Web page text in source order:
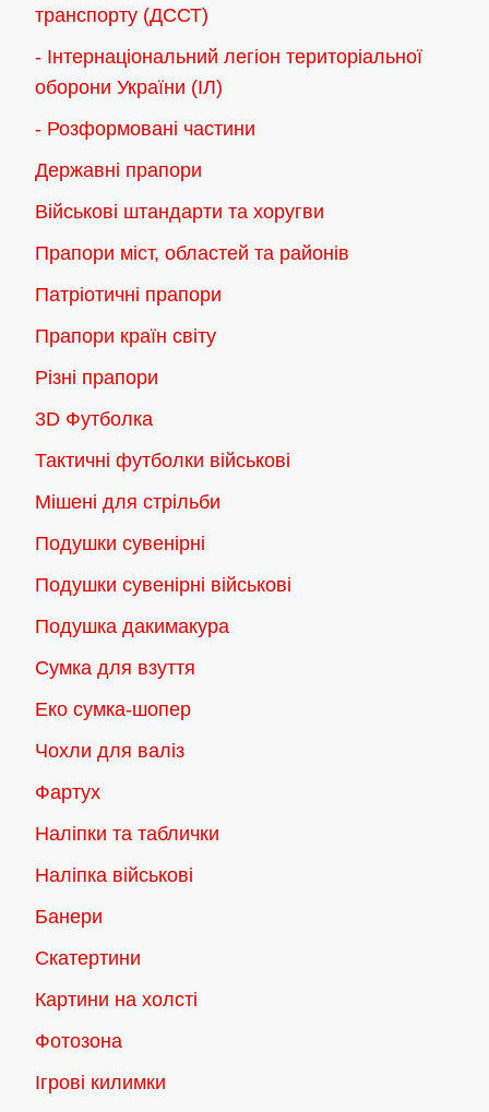
транспорту (ДССТ)
- Інтернаціональний легіон територіальної
оборони України (ІЛ)
- Розформовані частини
Державні прапори
Військові штандарти та хоругви
Прапори міст, областей та районів
Патріотичні прапори
Прапори країн світу
Різні прапори
3D Футболка
Тактичні футболки військові
Мішені для стрільби
Подушки сувенірні
Подушки сувенірні військові
Подушка дакимакура
Сумка для взуття
Еко сумка-шопер
Чохли для валіз
Фартух
Наліпки та таблички
Наліпка військові
Банери
Скатертини
Картини на холсті
Фотозона
Ігрові килимки